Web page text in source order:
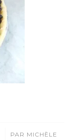
PAR MICHÈLE